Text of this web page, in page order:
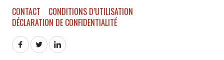
CONTACT
CONDITIONS D’UTILISATION
DÉCLARATION DE CONFIDENTIALITÉ